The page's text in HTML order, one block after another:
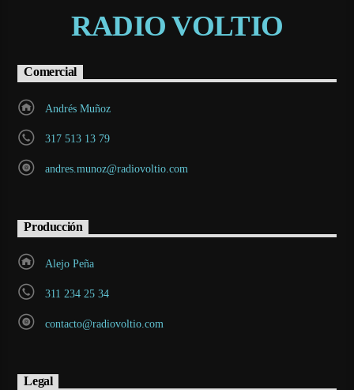
RADIO VOLTIO
Comercial
Andrés Muñoz
317 513 13 79
andres.munoz@radiovoltio.com
Producción
Alejo Peña
311 234 25 34
contacto@radiovoltio.com
Legal